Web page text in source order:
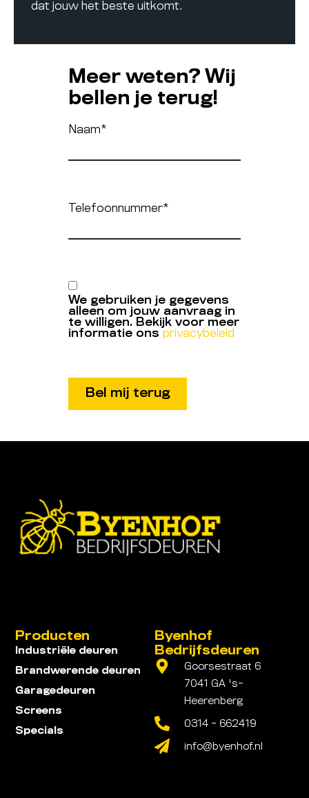
dat jouw het beste uitkomt.
Meer weten? Wij
bellen je terug!
Naam*
Telefoonnummer*
We gebruiken je gegevens
alleen om jouw aanvraag in
te willigen. Bekijk voor meer
informatie ons privacybeleid
Byenhof
Bedrijfsdeuren
Goorsestraat 6
7041 GA 's-
Heerenberg
0314 - 662419
info@byenhof.nl
Producten
Industriële deuren
Brandwerende deuren
Garagedeuren
Screens
Specials